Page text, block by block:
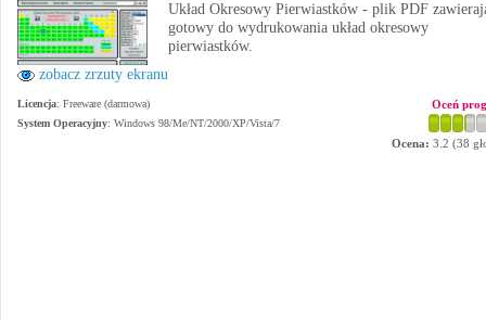
zobacz zrzuty ekranu
Układ Okresowy Pierwiastków - plik PDF
gotowy do wydrukowania układ okresowy
pierwiastków.
Licencja: Freeware (darmowa)
System Operacyjny: Windows 98/Me/NT/2000/XP/Vista/7
Oceń
Ocena: 3.2 (38